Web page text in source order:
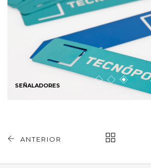
SEÑALADORES
ANTERIOR